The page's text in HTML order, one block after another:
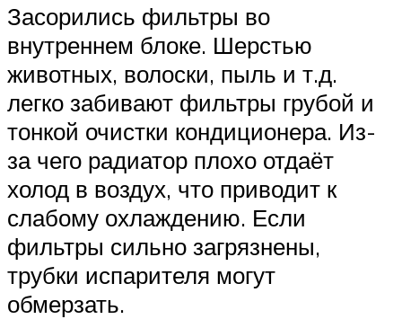
Засорились фильтры во
внутреннем блоке. Шерстью
животных, волоски, пыль и т.д.
легко забивают фильтры грубой и
тонкой очистки кондиционера. Из-
за чего радиатор плохо отдаёт
холод в воздух, что приводит к
слабому охлаждению. Если
фильтры сильно загрязнены,
трубки испарителя могут
обмерзать.